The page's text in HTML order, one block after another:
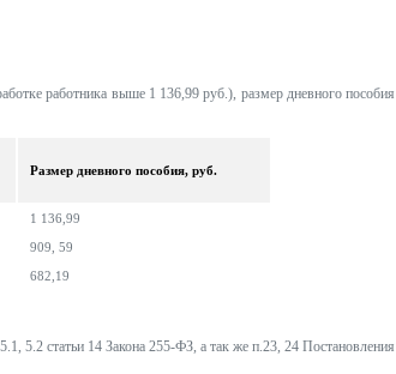
работника выше 1 136,99 руб.), размер дневного пособия
Размер дневного пособия, руб.
1 136,99
909, 59
682,19
5.2 статьи 14 Закона 255-ФЗ, а так же п.23, 24 Постановления